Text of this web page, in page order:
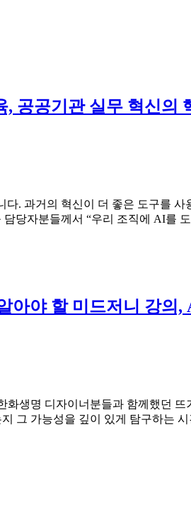
공공기관 실무 혁신의
. 과거의 혁신이 더 좋은 도구를
당자분들께서 “우리 조직에 AI를
아야 할 미드저니 강의,
생명 디자이너분들과 함께했던
그 가능성을 깊이 있게 탐구하는